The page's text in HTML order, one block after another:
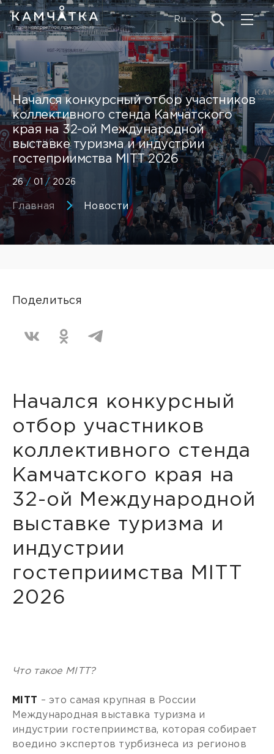
Ru
Начался конкурсный отбор участников
коллективного стенда Камчатского
края на 32-ой Международной
выставке туризма и индустрии
гостеприимства MITT 2026
26/ 01 / 2026
Главная Новости
Поделиться
Начался конкурсный
отбор участников
коллективного стенда
Камчатского края на
32-ой Международной
выставке туризма и
индустрии
гостеприимства MITT
2026
Что такое MITT?
MITT – это самая крупная в России
Международная выставка туризма и
индустрии гостеприимства, которая собирает
воедино экспертов турбизнеса из регионов